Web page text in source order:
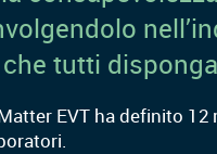
tutti
EVT ha definito